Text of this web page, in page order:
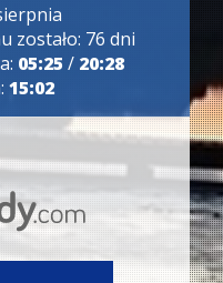
zostało: 76 dni
05:25 / 20:28
15:02